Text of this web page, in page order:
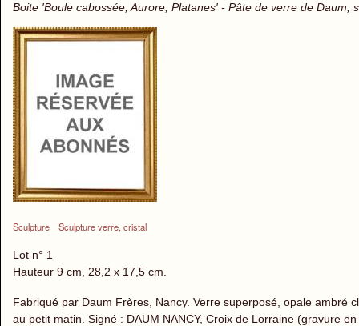
Boite 'Boule cabossée, Aurore, Platanes' - Pâte de verre de Daum,
Sculpture Sculpture verre, cristal
Lot n° 1
Hauteur 9 cm, 28,2 x 17,5 cm.
Fabriqué par Daum Frères, Nancy. Verre superposé, opale
au petit matin. Signé : DAUM NANCY, Croix de Lorraine (gravure